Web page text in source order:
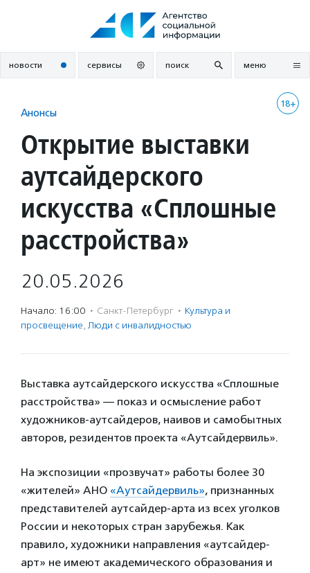
новости сервисы поиск меню
18+
Анонсы
Открытие выставки
аутсайдерского
искусства «Сплошные
расстройства»
20.05.2026
Начало: 16:00 · Санкт-Петербург · Культура и
просвещение, Люди с инвалидностью
Выставка аутсайдерского искусства «Сплошные
расстройства» — показ и осмысление работ
художников-аутсайдеров, наивов и самобытных
авторов, резидентов проекта «Аутсайдервиль».
На экспозиции «прозвучат» работы более 30
«жителей» АНО «Аутсайдервиль», признанных
представителей аутсайдер-арта из всех уголков
России и некоторых стран зарубежья. Как
правило, художники направления «аутсайдер-
арт» не имеют академического образования и